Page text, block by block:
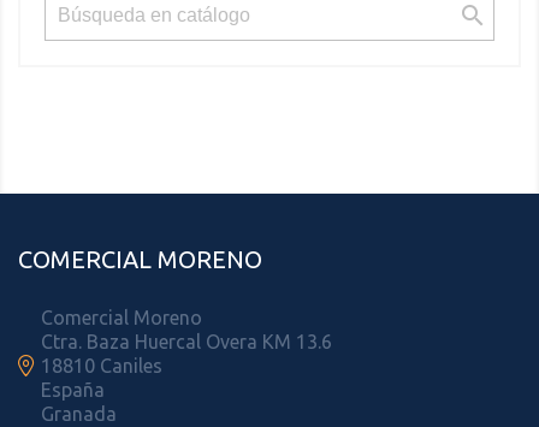

COMERCIAL MORENO

Comercial Moreno
Ctra. Baza Huercal Overa KM 13.6
18810 Caniles
España
Granada